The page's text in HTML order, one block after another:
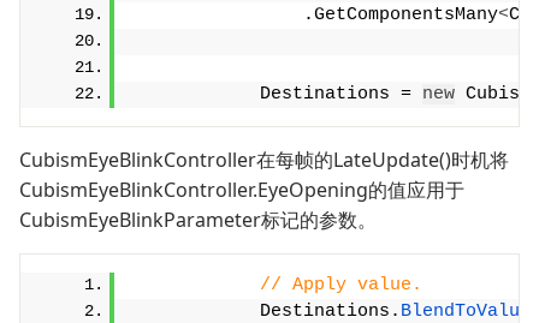
                .GetComponentsMany
<
            Destinations =
new
CubismEyeBlinkController在每帧的LateUpdate()时机将
CubismEyeBlinkController.EyeOpening的值应用于
CubismEyeBlinkParameter标记的参数。
// Apply value.
            Destinations.
BlendToValue